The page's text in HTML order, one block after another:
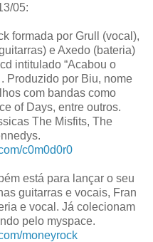
05:
formada por Grull (vocal),
e Axedo (bateria)
intitulado “Acabou o
Produzido por Biu, nome
com bandas como
of Days, entre outros.
The Misfits, The
c0m0d0r0
está para lançar o seu
guitarras e vocais, Fran
e vocal. Já colecionam
pelo myspace.
moneyrock